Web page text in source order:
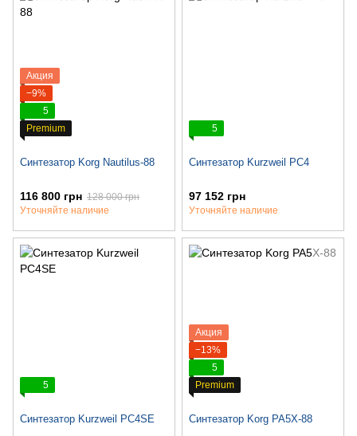
Акция
−9%
5
Premium
Синтезатор Korg Nautilus-88
116 800 грн 128 000 грн
Уточняйте наличие
5
Синтезатор Kurzweil PC4
97 152 грн
Уточняйте наличие
5
Синтезатор Kurzweil PC4SE
Акция
−13%
5
Premium
Синтезатор Korg PA5X-88